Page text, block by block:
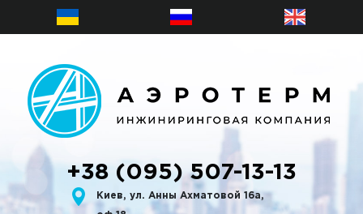
+38 (095) 507-13-13
Киев, ул. Анны Ахматовой 16а,